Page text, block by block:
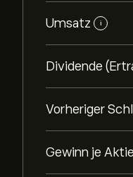
Umsatz i
Dividende
Vorheriger
Gewinn je Aktie